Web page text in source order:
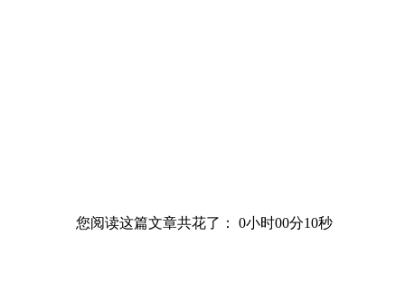
您阅读这篇文章共花了： 0小时00分11秒